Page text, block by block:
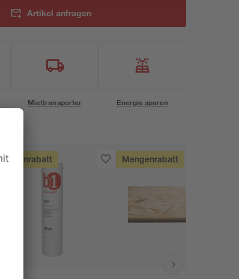
Artikel anfragen
Miettransporter Energie sparen
Mengenrabatt